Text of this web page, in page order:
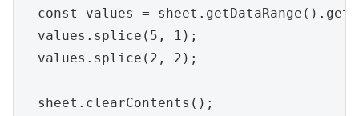
const values =
  values.splice(5, 1);
  values.splice(2, 2);
  sheet.clearContents();